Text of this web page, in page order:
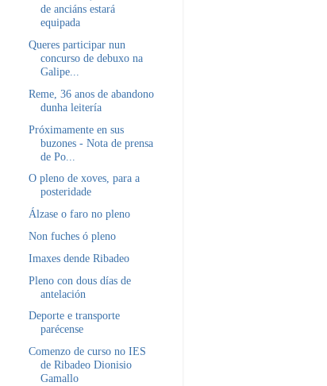
de anciáns estará
equipada
Queres participar nun
concurso de debuxo na
Galipe...
Reme, 36 anos de abandono
dunha leitería
Próximamente en sus
buzones - Nota de prensa
de Po...
O pleno de xoves, para a
posteridade
Álzase o faro no pleno
Non fuches ó pleno
Imaxes dende Ribadeo
Pleno con dous días de
antelación
Deporte e transporte
parécense
Comenzo de curso no IES
de Ribadeo Dionisio
Gamallo